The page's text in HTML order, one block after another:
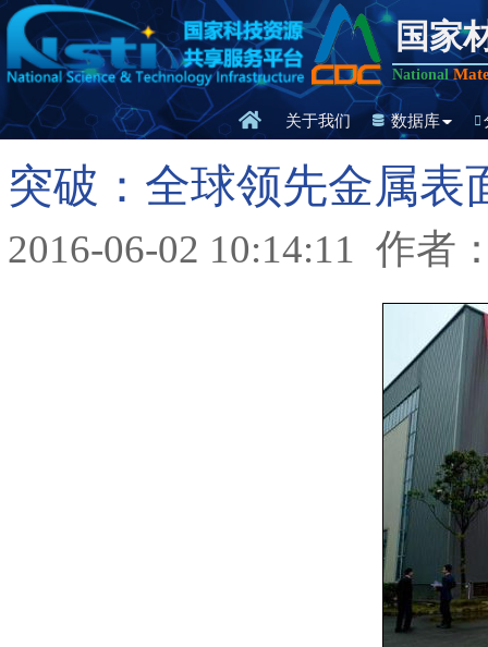
国家
National
关于我们 数据库
突破：全球领先金属表
2016-06-02 10:14:11 作者